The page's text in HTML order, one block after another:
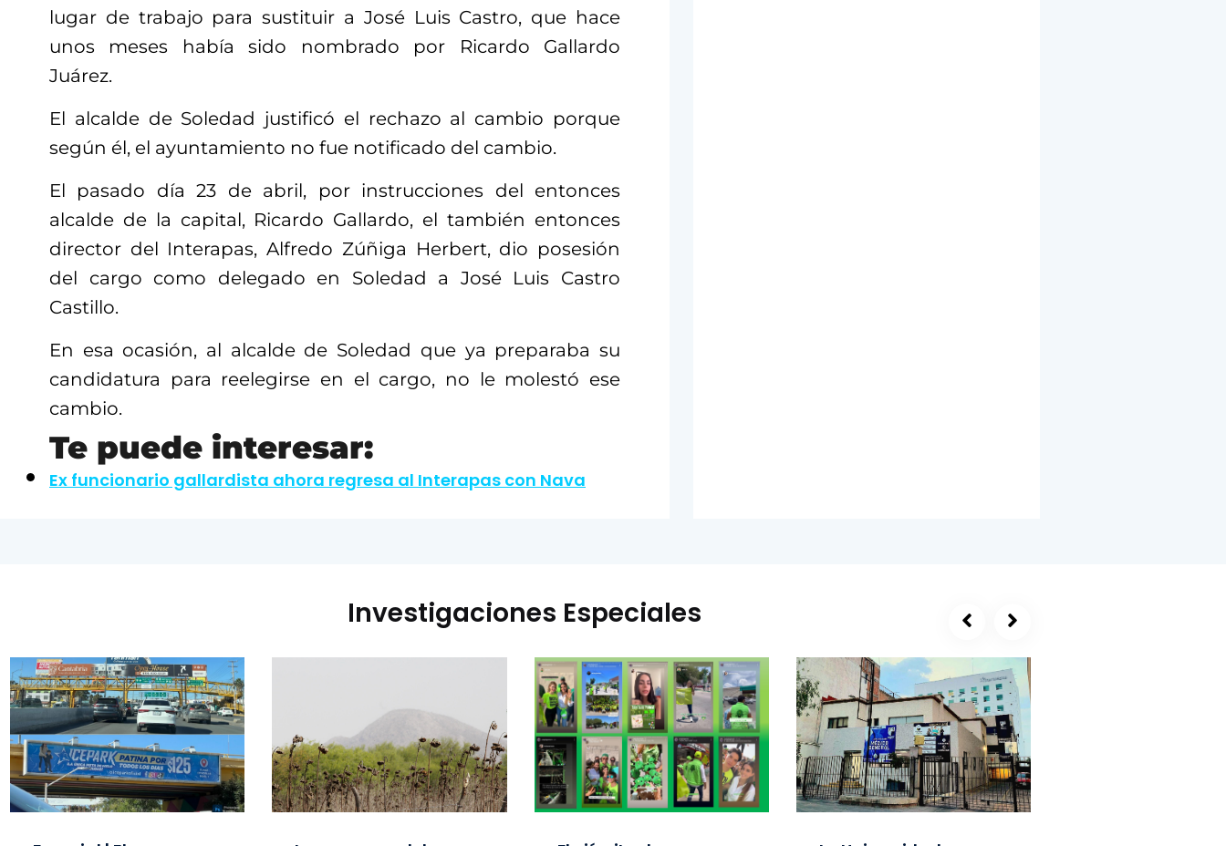
lugar de trabajo para sustituir a José Luis Castro, que hace
unos meses había sido nombrado por Ricardo Gallardo
Juárez.
El alcalde de Soledad justificó el rechazo al cambio porque
según él, el ayuntamiento no fue notificado del cambio.
El pasado día 23 de abril, por instrucciones del entonces
alcalde de la capital, Ricardo Gallardo, el también entonces
director del Interapas, Alfredo Zúñiga Herbert, dio posesión
del cargo como delegado en Soledad a José Luis Castro
Castillo.
En esa ocasión, al alcalde de Soledad que ya preparaba su
candidatura para reelegirse en el cargo, no le molestó ese
cambio.
Te puede interesar:
Ex funcionario gallardista ahora regresa al Interapas con Nava
Investigaciones Especiales